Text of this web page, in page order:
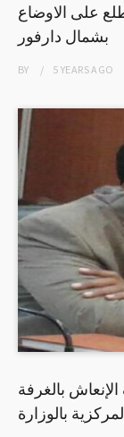
القرار الأممي ١٥٩١ يطلع على الاوضاع
بشمال دارفور
BY 5 YEARSAGO
بالغرفة
بالوزارة